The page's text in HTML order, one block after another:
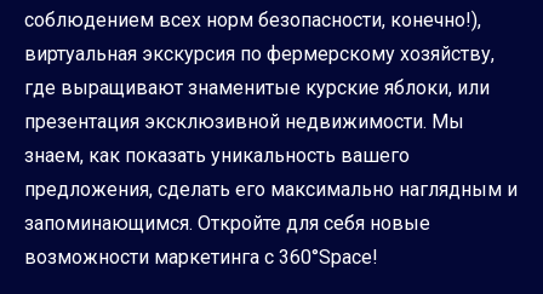
соблюдением всех норм безопасности, конечно!),
виртуальная экскурсия по фермерскому хозяйству,
где выращивают знаменитые курские яблоки, или
презентация эксклюзивной недвижимости. Мы
знаем, как показать уникальность вашего
предложения, сделать его максимально наглядным и
запоминающимся. Откройте для себя новые
возможности маркетинга с 360°Space!